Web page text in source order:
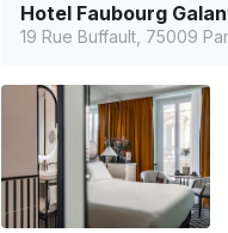
Hotel Faubourg
19 Rue Buffault, 75009